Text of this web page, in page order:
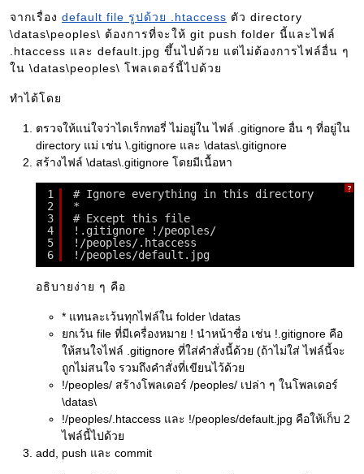
จากเรื่อง default file รูปด้วย .htaccess ตัว directory
\datas\peoples\ ต้องการที่จะให้ git push folder นี้และไฟล์
.htaccess และ default.jpg ขึ้นไปด้วย แต่ไม่ต้องการไฟล์อื่น ๆ
ใน \datas\peoples\ โพลเดอร์นี้ไปด้วย
ทำได้โดย
ตรวจให้แน่ใจว่าไดเร็กทอรี่ ไม่อยู่ใน ไฟล์ .gitignore อื่น ๆ ที่อยู่ใน
directory แม่ เช่น \.gitignore และ \datas\.gitignore
สร้างไฟล์ \datas\.gitignore โดยมีเนื้อหา
?
1
2
3
4
5
6
# Ignore everything in this directory
*
# Except this file
!.gitignore !/peoples/
!/peoples/.htaccess
!/peoples/default.jpg
อธิบายง่าย ๆ คือ
* แทนละเว้นทุกไฟล์ใน folder \datas
ยกเว้น file ที่มีเครื่องหมาย ! นำหน้าชื่อ เช่น !.gitignore คือ
ให้สนใจไฟล์ .gitignore ที่ใส่คำสั่งนี้ด้วย (ถ้าไม่ใส่ ไฟล์นี้จะ
ถูกไม่สนใจ รวมถึงคำสั่งที่เขียนไว้ด้วย
!/peoples/ สร้างโพลเดอร์ /peoples/ เปล่า ๆ ในโพลเดอร์
\datas\
!/peoples/.htaccess และ !/peoples/default.jpg คือให้เก็บ 2
ไฟล์นี้ไปด้วย
add, push และ commit